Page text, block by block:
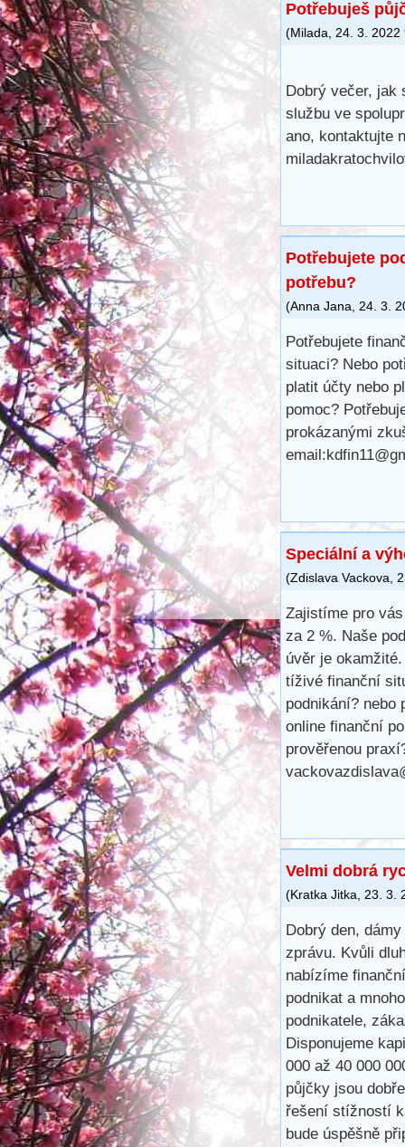
Potřebuješ
(Milada 24. 3. 2022
Dobrý večer, jak
službu ve
ano, kontaktujte
Potřebujete
potřebu?
(Anna Jana 24. 3.
Potřebujete
situaci? Nebo
platit účty nebo
pomoc?
prokázanými
Speciální a
(Zdislava Vackova
Zajistíme pro
za 2 %. Naše
úvěr je
tíživé finanční
podnikání? nebo
online finanční
prověřenou
Velmi dobrá
(Kratka Jitka 23. 3.
Dobrý den,
zprávu. Kvůli
nabízíme
podnikat a
podnikatele,
Disponujeme
000 až 40 000
půjčky jsou
řešení stížností
bude úspěšně